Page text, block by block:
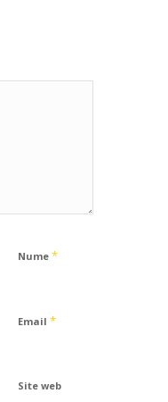
Nume *
Email *
Site web